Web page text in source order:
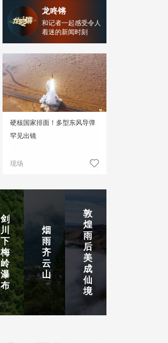
龙咚锵
和记者一起感受令人
着迷的新闻时刻
硬核国家排面！多型东风导弹
罕见出镜
现场
剑
川
下
梅
岭
瀑
布
烟
雨
齐
云
山
敦
煌
雨
后
美
成
仙
境